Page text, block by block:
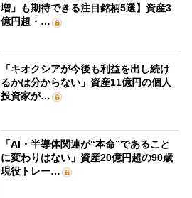
増」も期待できる注目銘柄5選】資産3
億円超・…
「キオクシアが今後も利益を出し続け
るかは分からない」資産11億円の個人
投資家が…
「AI・半導体関連が“本命”であること
に変わりはない」資産20億円超の90歳
現役トレー…